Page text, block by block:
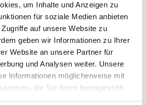
um Inhalte und Anzeigen zu
für soziale Medien anbieten
auf unsere Website zu
geben wir Informationen zu Ihrer
Website an unsere Partner für
und Analysen weiter. Unsere
Informationen möglicherweise mit
die Sie ihnen bereitgestellt
gewinnt. Um das Publikum zu
den deutschsprachigen Stars
Debütant:innen und
sieben Minuten zur
Anfragen für den Poetry Slam in
an:poetryslam@rosenau-